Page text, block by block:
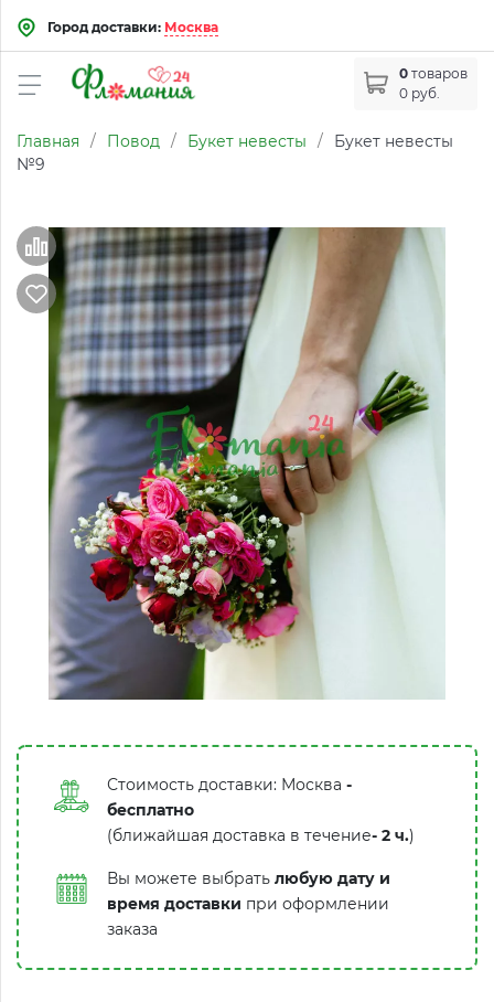
Город доставки: Москва
0 товаров
0 руб.
Главная / Повод / Букет невесты /
Букет невесты
№9
Стоимость доставки: Москва -
бесплатно
(ближайшая доставка в течение- 2 ч.)
Вы можете выбрать любую дату и
время доставки при оформлении
заказа